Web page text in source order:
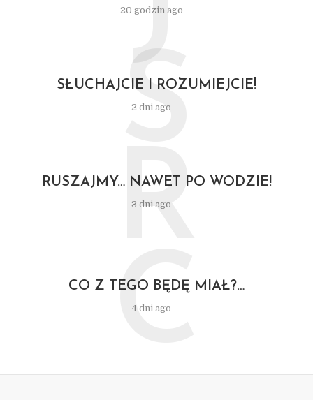
20 godzin ago
SŁUCHAJCIE I ROZUMIEJCIE!
2 dni ago
S
RUSZAJMY… NAWET PO WODZIE!
3 dni ago
R
CO Z TEGO BĘDĘ MIAŁ?…
4 dni ago
C